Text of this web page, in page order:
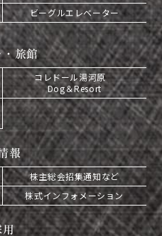
ビーグルエレベーター
・旅館
コレドール湯河原
Dog＆Resort
報
株主総会招集通知など
株式インフォメーション
用